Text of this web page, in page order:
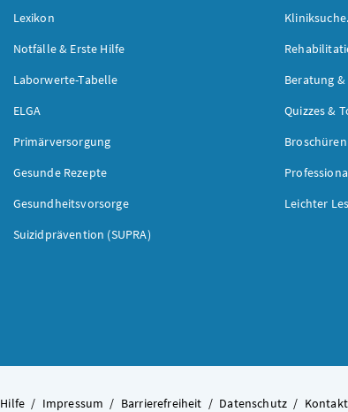
Lexikon
Notfälle & Erste Hilfe
Laborwerte-Tabelle
ELGA
Primärversorgung
Gesunde Rezepte
Gesundheitsvorsorge
Suizidprävention (SUPRA)
Beratung
Quizzes &
Leichter
Hilfe / Impressum / Barrierefreiheit / Datenschutz / Kontakt